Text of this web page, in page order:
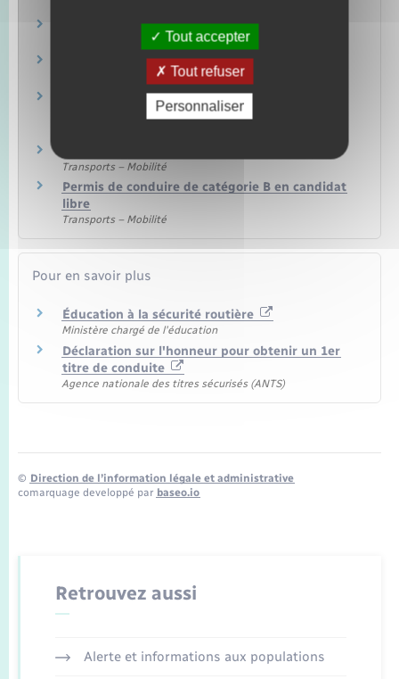
Scolarité à l'étranger
Famille – Scolarité
Attestation de sécurité routière (ASR)
Transports – Mobilité
Brevet de sécurité routière (BSR), catégorie AM
du permis de conduire
Transports – Mobilité
Permis de conduire de catégorie B en candidat
libre
Transports – Mobilité
Pour en savoir plus
Éducation à la sécurité routière
Ministère chargé de l'éducation
Déclaration sur l'honneur pour obtenir un 1er
titre de conduite
Agence nationale des titres sécurisés (ANTS)
© Direction de l’information légale et administrative
comarquage developpé par baseo.io
Retrouvez aussi
Alerte et informations aux populations
Tout accepter
Tout refuser
Personnaliser